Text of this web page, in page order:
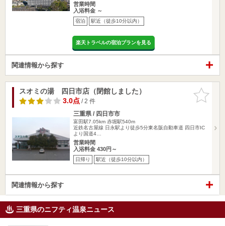
営業時間
入浴料金 ～
宿泊 駅近（徒歩10分以内）
楽天トラベルの宿泊プランを見る
関連情報から探す
お気に入
りに追加
スオミの湯 四日市店（閉館しました）
3.0点/ 2 件
三重県 / 四日市市
富田駅7.05km 赤堀駅540m
近鉄名古屋線 日永駅より徒歩5分東名阪自動車道 四日市IC
より国道4…
営業時間
入浴料金 430円～
日帰り 駅近（徒歩10分以内）
関連情報から探す
三重県のニフティ温泉ニュース